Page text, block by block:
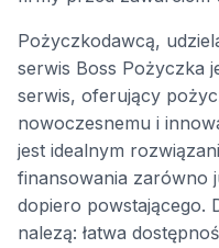
Pożyczkodawcą,
serwis Boss Pożyczka
serwis, oferujący
nowoczesnemu i
jest idealnym
finansowania zarówno
dopiero powstającego.
nalezą: łatwa